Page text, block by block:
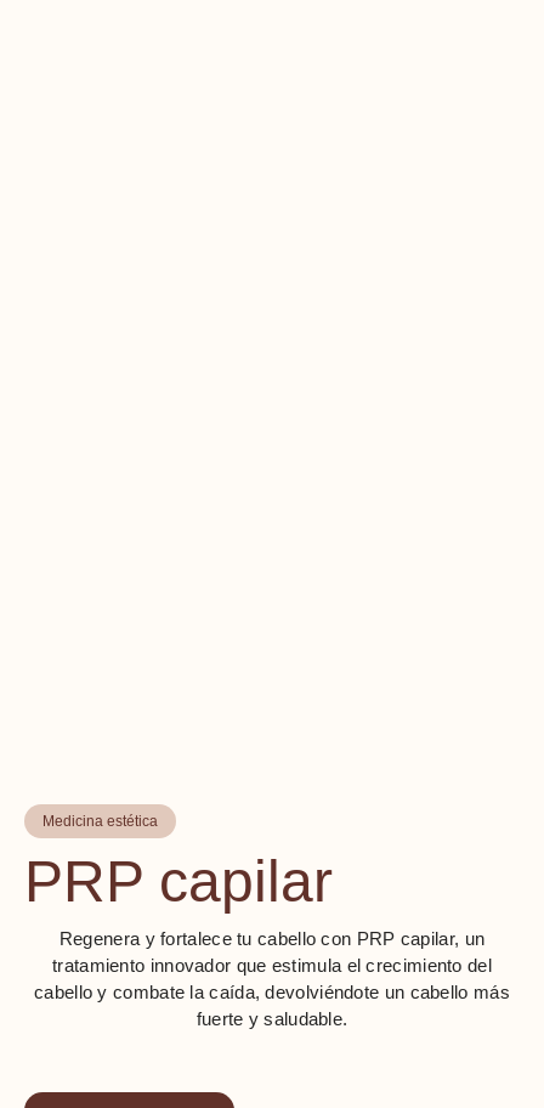
Medicina estética
PRP capilar
Regenera y fortalece tu cabello con PRP capilar, un
tratamiento innovador que estimula el crecimiento del
cabello y combate la caída, devolviéndote un cabello más
fuerte y saludable.